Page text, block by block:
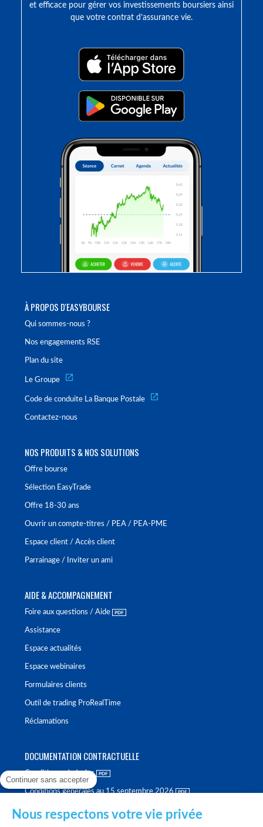
À PROPOS D'EASYBOURSE
Qui sommes-nous ?
Nos engagements RSE
Plan du site
Le Groupe
Code de conduite La Banque Postale
Contactez-nous
NOS PRODUITS & NOS SOLUTIONS
Offre bourse
Sélection EasyTrade
Offre 18-30 ans
Ouvrir un compte-titres / PEA / PEA-PME
Espace client / Accès client
Parrainage / Inviter un ami
AIDE & ACCOMPAGNEMENT
Foire aux questions / Aide
Assistance
Espace actualités
Espace webinaires
Formulaires clients
Outil de trading ProRealTime
Réclamations
DOCUMENTATION CONTRACTUELLE
Conditions générales
Conditions générales au 15 septembre 2026
et efficace pour gérer vos investissements boursiers ainsi
que votre contrat d’assurance vie.
Continuer sans accepter
Nous respectons votre vie privée